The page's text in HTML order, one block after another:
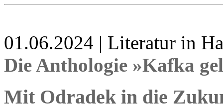
01.06.2024 | Literatur in
Die Anthologie »Kafka
Mit Odradek in die